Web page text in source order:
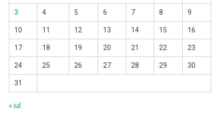
3 4 5 6 7 8 9
10 11 12 13 14 15 16
17 18 19 20 21 22 23
24 25 26 27 28 29 30
31
« iul.